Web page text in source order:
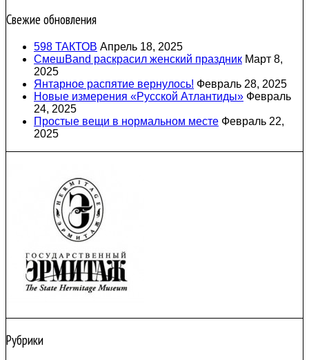
Свежие обновления
598 ТАКТОВ Апрель 18, 2025
СмешBand раскрасил женский праздник Март 8,
2025
Янтарное распятие вернулось! Февраль 28, 2025
Новые измерения «Русской Атлантиды» Февраль
24, 2025
Простые вещи в нормальном месте Февраль 22,
2025
Рубрики